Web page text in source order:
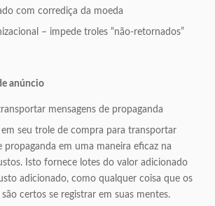
com corrediça da moeda
– impede troles “não-retornados”
anúncio
mensagens de propaganda
em seu trole de compra para transportar
propaganda em uma maneira eficaz na
Isto fornece lotes do valor adicionado
adicionado, como qualquer coisa que os
certos se registrar em suas mentes.